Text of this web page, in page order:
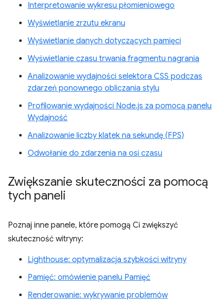
Interpretowanie wykresu płomieniowego
Wyświetlanie zrzutu ekranu
Wyświetlanie danych dotyczących pamięci
Wyświetlanie czasu trwania fragmentu nagrania
Analizowanie wydajności selektora CSS podczas
zdarzeń ponownego obliczania stylu
Profilowanie wydajności Node.js za pomocą panelu
Wydajność
Analizowanie liczby klatek na sekundę (FPS)
Odwołanie do zdarzenia na osi czasu
Zwiększanie skuteczności za pomocą
tych paneli
Poznaj inne panele, które pomogą Ci zwiększyć
skuteczność witryny:
Lighthouse: optymalizacja szybkości witryny
Pamięć: omówienie panelu Pamięć
Renderowanie: wykrywanie problemów